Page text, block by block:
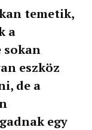
temetik,
a
sokan
eszköz
de a
egy